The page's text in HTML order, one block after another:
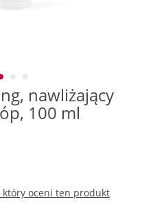
nawliżający
100 ml
oceni ten produkt